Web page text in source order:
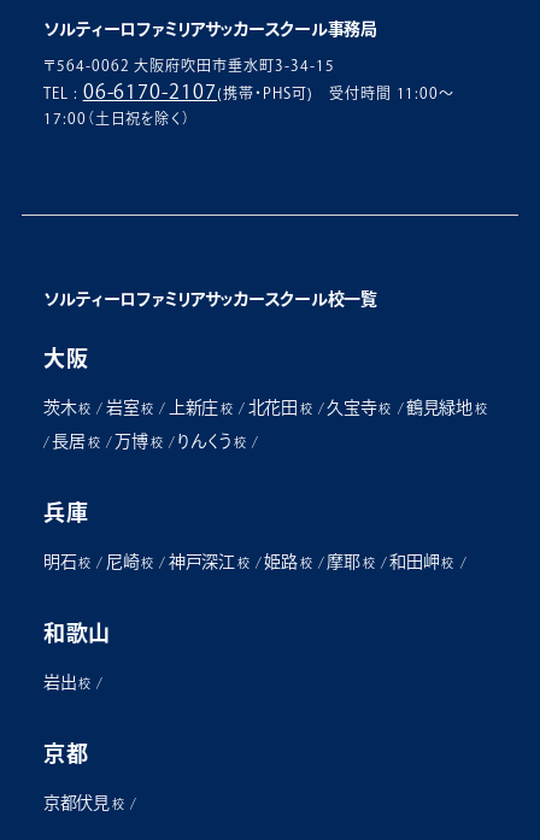
ソルティーロファミリアサッカースクール事務局
〒564-0062 大阪府吹田市垂水町3-34-15
TEL : 06-6170-2107(携帯・PHS可) 受付時間 11:00〜
17:00（土日祝を除く）
ソルティーロファミリアサッカースクール校一覧
大阪
茨木 校 / 岩室 校 / 上新庄 校/ 北花田 校/久宝寺 校 /鶴見緑地 校
/長居 校/ 万博 校/ りんくう 校/
兵庫
明石 校 / 尼崎 校 / 神戸深江 校/姫路 校/ 摩耶 校/和田岬 校 /
和歌山
岩出 校 /
京都
京都伏見 校/